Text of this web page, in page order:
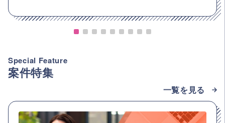
Special Feature
案件特集
一覧を見る